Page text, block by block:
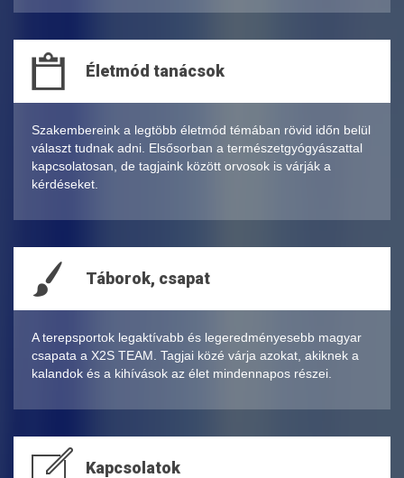
Életmód tanácsok
Szakembereink a legtöbb életmód témában rövid időn belül
választ tudnak adni. Elsősorban a természetgyógyászattal
kapcsolatosan, de tagjaink között orvosok is várják a
kérdéseket.
Táborok, csapat
A terepsportok legaktívabb és legeredményesebb magyar
csapata a X2S TEAM. Tagjai közé várja azokat, akiknek a
kalandok és a kihívások az élet mindennapos részei.
Kapcsolatok